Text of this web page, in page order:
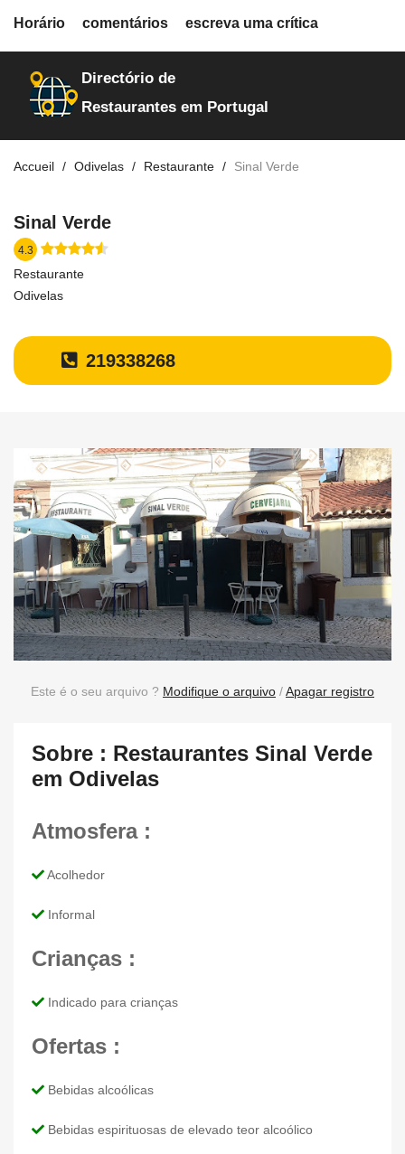
restaurantes
Directório de
Restaurantes em Portugal
Accueil Odivelas Restaurante Sinal Verde
Sinal Verde
4.3
Restaurante
Odivelas
219338268
Horário comentários escreva uma crítica
Este é o seu arquivo ? Modifique o arquivo /Apagar registro
Sobre : Restaurantes Sinal Verde
em Odivelas
Atmosfera :
Acolhedor
Informal
Crianças :
Indicado para crianças
Ofertas :
Bebidas alcoólicas
Bebidas espirituosas de elevado teor alcoólico